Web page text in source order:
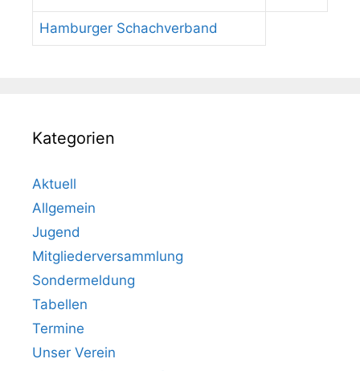
Hamburger Schachverband
Kategorien
Aktuell
Allgemein
Jugend
Mitgliederversammlung
Sondermeldung
Tabellen
Termine
Unser Verein